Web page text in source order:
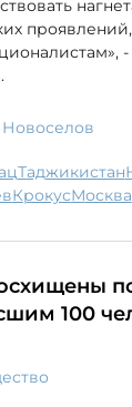
Таджикистан
Крокус Москва
100